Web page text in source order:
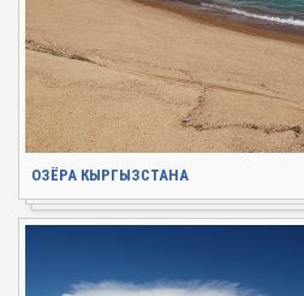
ОЗЁРА КЫРГЫЗСТАНА